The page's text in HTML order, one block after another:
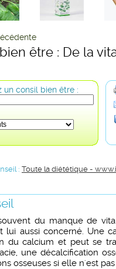
être : De la
un consil bien être :
: Toute la diététique -
du manque de
lui aussi concerné. Une
du calcium et peut se
une décalcification
osseuses si elle n'est